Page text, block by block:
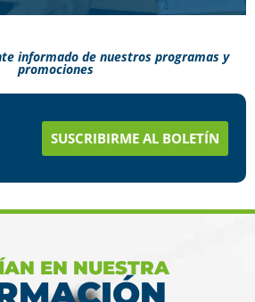
en menos tiempo
informado de nuestros programas y
promociones
SUSCRIBIRME AL BOLETÍN
EN NUESTRA